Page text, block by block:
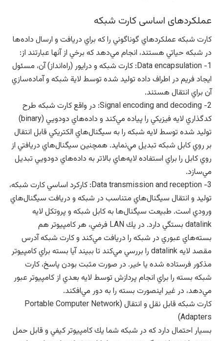
عملكردهای اساسی كارت شبكه
كارت شبكه عملكردهاي گوناگوني را كه براي دريافت و ارسال داده‌ها
در شبكه حياتي هستند، انجام مي‌دهد كه برخي از آنها عبارتند از:
1- Data encapsulation: كارت شبكه و درايور (راه‌انداز) آن، مسئول
ايجاد فريم در اطراف داده توليد شده توسط لاية شبكه و آماده‌سازي
آن براي انتقال هستند.
2- Signal encoding and decoding: در واقع كارت شبكه طرح
كدگذاري لايه فيزيكي را پياده مي‌كند و داده‌هاي دودويي (binary)
توليد شده توسط لايه شبكه را به سيگنال‌هاي الكتريكي قابل انتقال
بر روي كابل شبكه تبديل مي‌نمايد. همچنين سيگنال‌هاي دريافتي از
روي كابل را براي استفاده لايه‌هاي بالاتر به داده‌هاي دودويي تبديل
مي‌سازد.
3- Data transmission and reception: كاركرد اساسي كارت شبكه،
توليد و انتقال سيگنال‌هاي متناسب در شبكه و دريافت سيگنال‌هاي
ورودي است. طبيعت سيگنال‌ها به كابل شبكه و پروتكل لايه
datalink بستگي دارد. در يك LAN فرضي، هر كامپيوتر هم
بسته‌هاي عبوري در شبكه را دريافت مي‌كند و كارت شبكه آدرس
مقصد لايه datalink را بررسي مي‌كند تا ببيند آيا بسته براي كامپيوتر
مذكور فرستاده شده يا خير. در صورت مثبت بودن پاسخ، كارت
شبكه بسته را براي انجام پردازش توسط لايه بعدي از كامپيوتر عبور
مي‌دهد، در غير اينصورت بسته را به دور مي‌افكند.
كارت شبكه قابل نقل و انتقال (Portable Computer Network
Adapters)
بسيار احتمال دارد كه در شبكه شما يك كامپيوتر كيفي و قابل حمل